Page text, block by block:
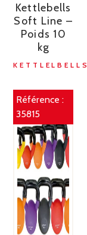
Kettlebells
Soft Line –
Poids 10
kg
KETTLELBELLS
Référence :
35815